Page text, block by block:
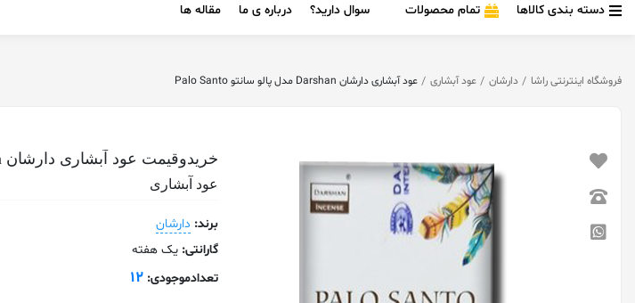
دسته بندی کالاها تمام محصولات سوال دارید؟ درباره ی ما مقاله ها
فروشگاه اینترنتی راشا دارشان عود آبشاری عود آبشاری دارشان Darshan مدل پالو سانتو Palo Santo
خریدوقیمت عود آبشاری دارشان Darshan مدل پالو سانتو Palo Santo
عود آبشاری
برند: دارشان
گارانتی: یک هفته
تعدادموجودی:12